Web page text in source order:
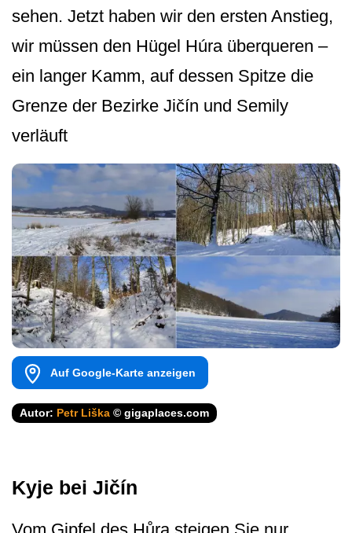
sehen. Jetzt haben wir den ersten Anstieg,
wir müssen den Hügel Húra überqueren –
ein langer Kamm, auf dessen Spitze die
Grenze der Bezirke Jičín und Semily
verläuft
Auf Google-Karte anzeigen
Autor: Petr Liška © gigaplaces.com
Kyje bei Jičín